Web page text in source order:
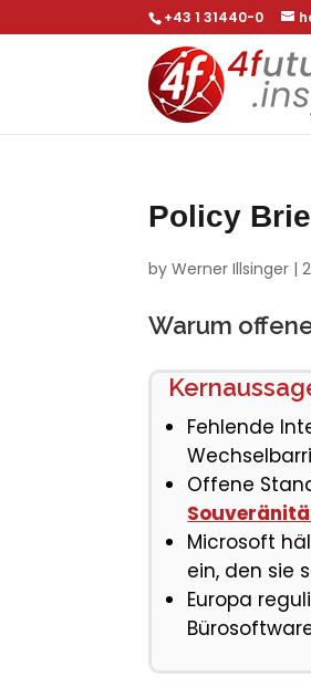
+43 1 31440-0
Policy
byWerner Illsinger |
Warum
Fehlende
Offene
Microsoft
ein, den sie
Europa